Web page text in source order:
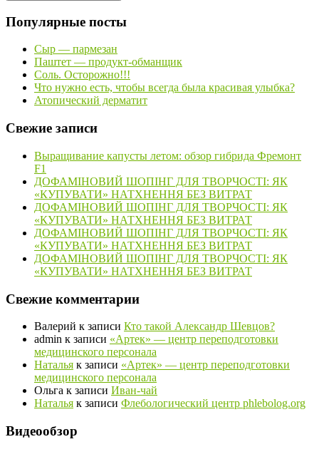
Популярные посты
Сыр — пармезан
Паштет — продукт-обманщик
Соль. Осторожно!!!
Что нужно есть, чтобы всегда была красивая улыбка?
Атопический дерматит
Свежие записи
Выращивание капусты летом: обзор гибрида Фремонт
F1
ДОФАМІНОВИЙ ШОПІНГ ДЛЯ ТВОРЧОСТІ: ЯК
«КУПУВАТИ» НАТХНЕННЯ БЕЗ ВИТРАТ
ДОФАМІНОВИЙ ШОПІНГ ДЛЯ ТВОРЧОСТІ: ЯК
«КУПУВАТИ» НАТХНЕННЯ БЕЗ ВИТРАТ
ДОФАМІНОВИЙ ШОПІНГ ДЛЯ ТВОРЧОСТІ: ЯК
«КУПУВАТИ» НАТХНЕННЯ БЕЗ ВИТРАТ
ДОФАМІНОВИЙ ШОПІНГ ДЛЯ ТВОРЧОСТІ: ЯК
«КУПУВАТИ» НАТХНЕННЯ БЕЗ ВИТРАТ
Свежие комментарии
Валерий к записи Кто такой Александр Шевцов?
admin к записи «Артек» — центр переподготовки
медицинского персонала
Наталья к записи «Артек» — центр переподготовки
медицинского персонала
Ольга к записи Иван-чай
Наталья к записи Флебологический центр phlebolog.org
Видеообзор